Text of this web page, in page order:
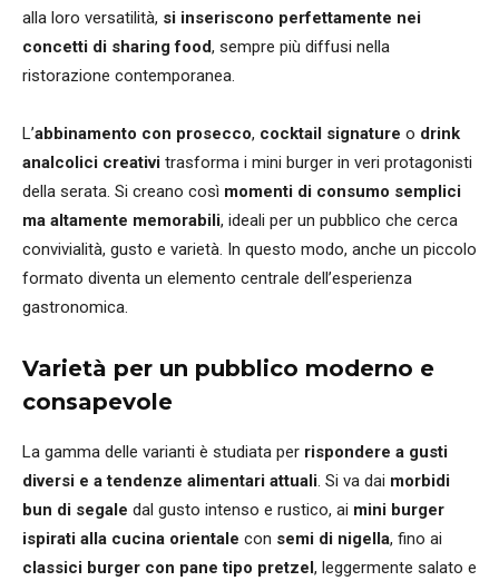
alla loro versatilità, si inseriscono perfettamente nei
concetti di sharing food, sempre più diffusi nella
ristorazione contemporanea.
L’abbinamento con prosecco, cocktail signature o drink
analcolici creativi trasforma i mini burger in veri protagonisti
della serata. Si creano così momenti di consumo semplici
ma altamente memorabili, ideali per un pubblico che cerca
convivialità, gusto e varietà. In questo modo, anche un piccolo
formato diventa un elemento centrale dell’esperienza
gastronomica.
Varietà per un pubblico moderno e
consapevole
La gamma delle varianti è studiata per rispondere a gusti
diversi e a tendenze alimentari attuali. Si va dai morbidi
bun di segale dal gusto intenso e rustico, ai mini burger
ispirati alla cucina orientale con semi di nigella, fino ai
classici burger con pane tipo pretzel, leggermente salato e